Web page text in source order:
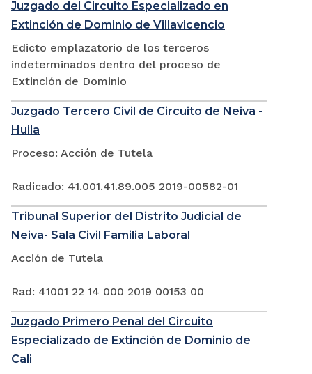
Juzgado del Circuito Especializado en
Extinción de Dominio de Villavicencio
Edicto emplazatorio de los terceros
indeterminados dentro del proceso de
Extinción de Dominio
Juzgado Tercero Civil de Circuito de Neiva -
Huila
Proceso: Acción de Tutela
Radicado: 41.001.41.89.005 2019-00582-01
Tribunal Superior del Distrito Judicial de
Neiva- Sala Civil Familia Laboral
Acción de Tutela
Rad: 41001 22 14 000 2019 00153 00
Juzgado Primero Penal del Circuito
Especializado de Extinción de Dominio de
Cali